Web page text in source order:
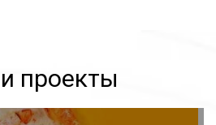
проекты